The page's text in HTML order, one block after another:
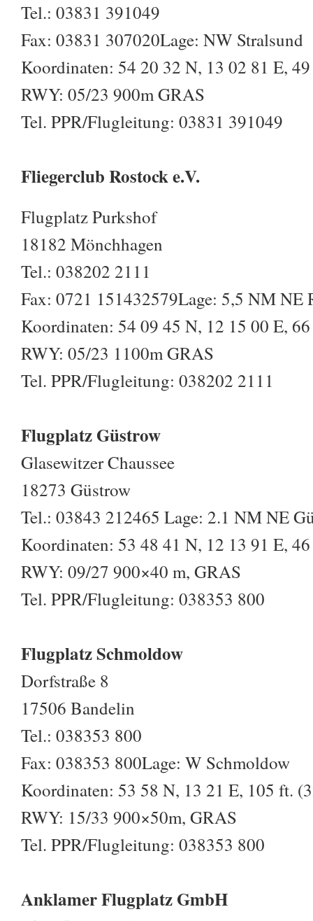
Tel.: 03831 391049
Fax: 03831 307020Lage: NW Stralsund
Koordinaten: 54 20 32 N, 13 02 81 E,
RWY: 05/23 900m GRAS
Tel. PPR/Flugleitung: 03831 391049
Fliegerclub Rostock e.V.
Flugplatz Purkshof
18182 Mönchhagen
Tel.: 038202 2111
Fax: 0721 151432579Lage: 5,5 NM NE
Koordinaten: 54 09 45 N, 12 15 00 E,
RWY: 05/23 1100m GRAS
Tel. PPR/Flugleitung: 038202 2111
Flugplatz Güstrow
Glasewitzer Chaussee
18273 Güstrow
Tel.: 03843 212465 Lage: 2.1 NM NE
Koordinaten: 53 48 41 N, 12 13 91 E,
RWY: 09/27 900×40 m, GRAS
Tel. PPR/Flugleitung: 038353 800
Flugplatz Schmoldow
Dorfstraße 8
17506 Bandelin
Tel.: 038353 800
Fax: 038353 800Lage: W Schmoldow
Koordinaten: 53 58 N, 13 21 E, 105 ft.
RWY: 15/33 900×50m, GRAS
Tel. PPR/Flugleitung: 038353 800
Anklamer Flugplatz GmbH